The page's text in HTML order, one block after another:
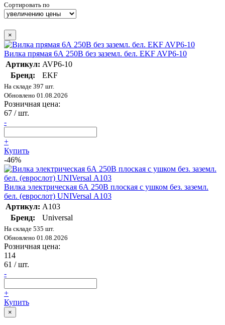
Сортировать по
×
Вилка прямая 6А 250В без заземл. бел. EKF AVP6-10
Артикул: AVP6-10
Бренд:
EKF
На складе 397 шт.
Обновлено 01.08.2026
Розничная цена:
67 / шт.
-
+
Купить
-46%
Вилка электрическая 6А 250В плоская с ушком без. заземл.
бел. (еврослот) UNIVersal А103
Артикул: А103
Бренд:
Universal
На складе 535 шт.
Обновлено 01.08.2026
Розничная цена:
114
61 / шт.
-
+
Купить
×